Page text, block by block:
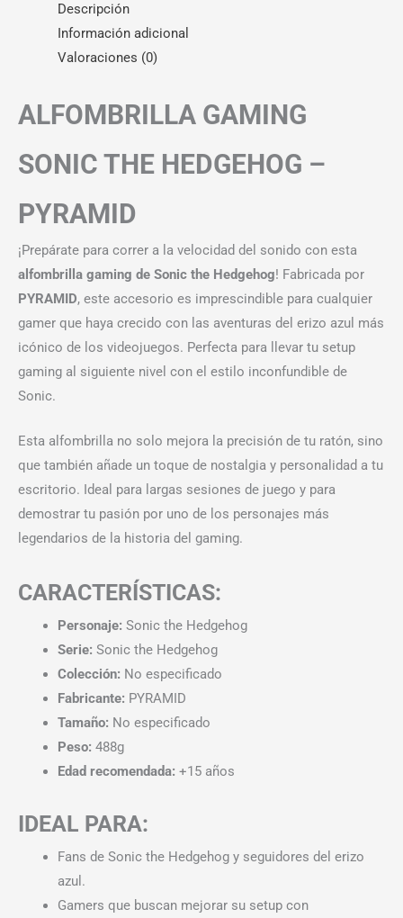
Descripción
Información adicional
Valoraciones (0)
ALFOMBRILLA GAMING
SONIC THE HEDGEHOG –
PYRAMID
¡Prepárate para correr a la velocidad del sonido con esta
alfombrilla gaming de Sonic the Hedgehog! Fabricada por
PYRAMID, este accesorio es imprescindible para cualquier
gamer que haya crecido con las aventuras del erizo azul más
icónico de los videojuegos. Perfecta para llevar tu setup
gaming al siguiente nivel con el estilo inconfundible de
Sonic.
Esta alfombrilla no solo mejora la precisión de tu ratón, sino
que también añade un toque de nostalgia y personalidad a tu
escritorio. Ideal para largas sesiones de juego y para
demostrar tu pasión por uno de los personajes más
legendarios de la historia del gaming.
CARACTERÍSTICAS:
Personaje: Sonic the Hedgehog
Serie: Sonic the Hedgehog
Colección: No especificado
Fabricante: PYRAMID
Tamaño: No especificado
Peso: 488g
Edad recomendada: +15 años
IDEAL PARA:
Fans de Sonic the Hedgehog y seguidores del erizo
azul.
Gamers que buscan mejorar su setup con